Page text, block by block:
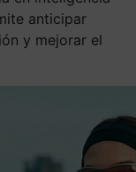
anticipar
y mejorar el